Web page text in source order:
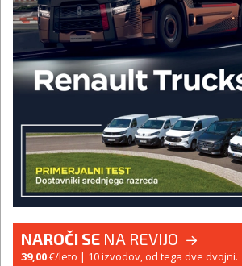
NAROČI SE NA REVIJO
39,00€/leto | 10 izvodov, od tega dve dvojni.